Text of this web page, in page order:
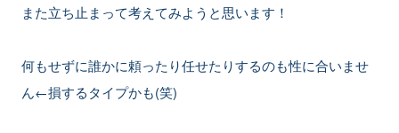
また立ち止まって考えてみようと思います！
何もせずに誰かに頼ったり任せたりするのも性に合いませ
ん←損するタイプかも(笑)